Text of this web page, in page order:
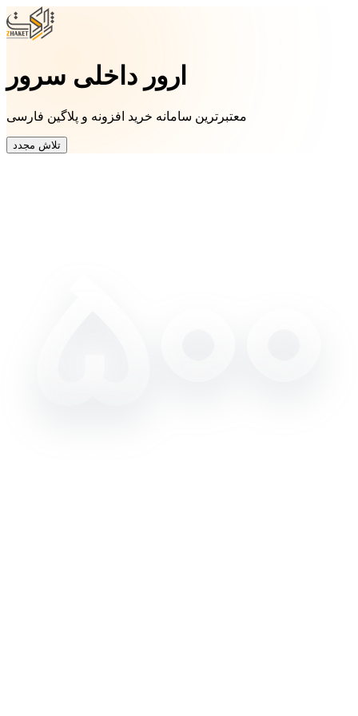
ارور داخلی سرور
معتبرترین سامانه خرید افزونه و پلاگین فارسی
تلاش مجدد